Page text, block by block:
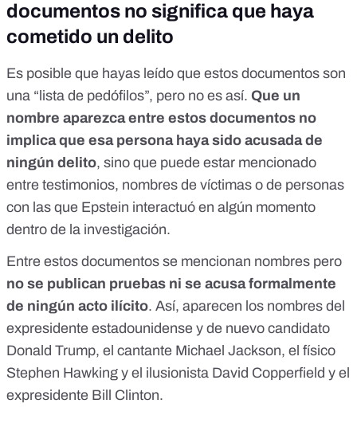
documentos no significa que haya
cometido un delito
Es posible que hayas leído que estos documentos son
una “lista de pedófilos”, pero no es así. Que un
nombre aparezca entre estos documentos no
implica que esa persona haya sido acusada de
ningún delito, sino que puede estar mencionado
entre testimonios, nombres de víctimas o de personas
con las que Epstein interactuó en algún momento
dentro de la investigación.
Entre estos documentos se mencionan nombres pero
no se publican pruebas ni se acusa formalmente
de ningún acto ilícito. Así, aparecen los nombres del
expresidente estadounidense y de nuevo candidato
Donald Trump, el cantante Michael Jackson, el físico
Stephen Hawking y el ilusionista David Copperfield y el
expresidente Bill Clinton.